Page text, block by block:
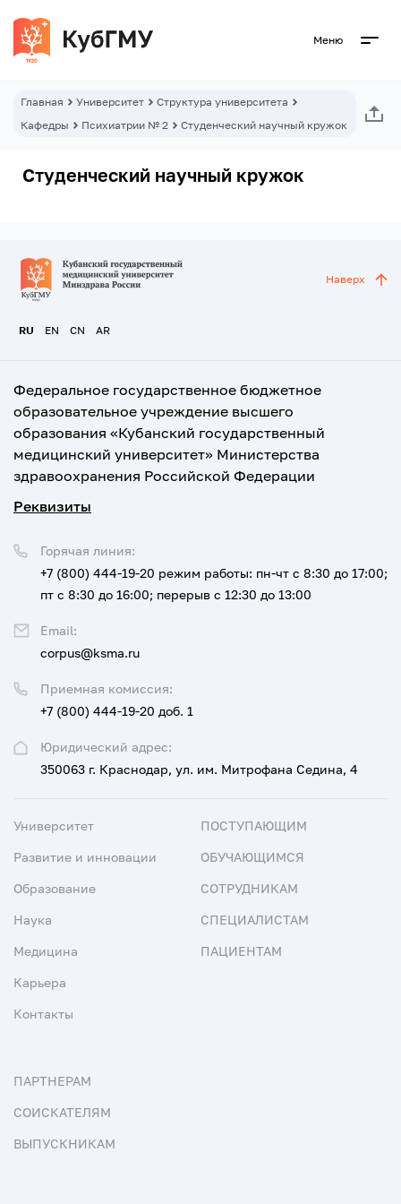
Меню
Главная Университет
Структура университета
Кафедры
Психиатрии № 2 Студенческий научный кружок
Студенческий научный кружок
RU EN CN AR
Наверх
Федеральное государственное бюджетное
образовательное учреждение высшего
образования «Кубанский государственный
медицинский университет» Министерства
здравоохранения Российской Федерации
Реквизиты
Юридический адрес:
350063 г. Краснодар, ул. им. Митрофана Седина, 4
Приемная комиссия:
+7 (800) 444-19-20 доб. 1
Горячая линия:
+7 (800) 444-19-20 режим работы: пн-чт с 8:30 до 17:00;
пт с 8:30 до 16:00; перерыв с 12:30 до 13:00
Email:
corpus@ksma.ru
Университет
Развитие и инновации
Образование
Наука
Медицина
Карьера
Контакты
ПОСТУПАЮЩИМ
ОБУЧАЮЩИМСЯ
СОТРУДНИКАМ
СПЕЦИАЛИСТАМ
ПАЦИЕНТАМ
ПАРТНЕРАМ
СОИСКАТЕЛЯМ
ВЫПУСКНИКАМ